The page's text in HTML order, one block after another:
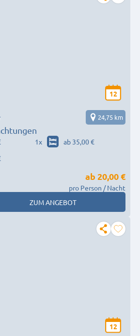
12
24,75 km
1x
ab 35,00 €
ab 20,00 €
pro Person / Nacht
ZUM ANGEBOT
12